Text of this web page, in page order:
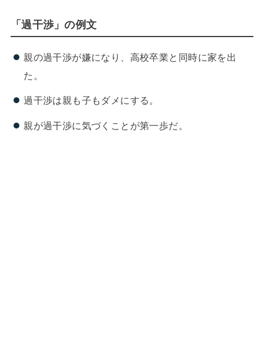
「過干渉」の例文
親の過干渉が嫌になり、高校卒業と同時に家を出
た。
過干渉は親も子もダメにする。
親が過干渉に気づくことが第一歩だ。